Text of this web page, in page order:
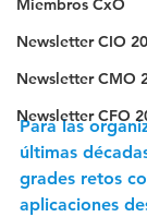
Miembros CxO
Newsletter CIO
Newsletter CMO
Newsletter CFO
Para las
últimas
grades retos
aplicaciones